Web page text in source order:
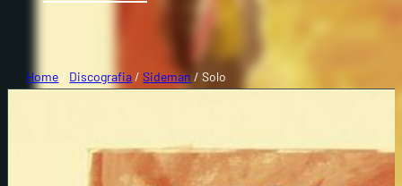
Home/ Discografia/Sideman / Solo